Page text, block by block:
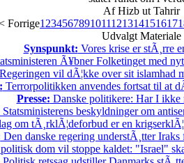
Af Hizb ut Tahrir
Forrige1 234567891011121314151617
Udvalgt Materiale
Synspunkt: Vores krise er stÃ¸rre
Ã¥bner Folketinget med
Regeringen vil dÃ¦kke over sit islamhad
Terrorpolitikken anvendes fortsat til at
Presse: Danske politikere: Har I ikke
Statsministerens beskyldninger om
om tÃ¸rklÃ¦deforbud er en
Den danske regering understÃ¸tter
dom vil stoppe kaldet: "Israel"